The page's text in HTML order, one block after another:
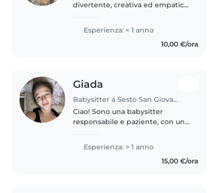
divertente, creativa ed empatica.
babysitting, mi piacciono molto i
bambini e ho imparato molte
abilità utili durante i miei..
Esperienza: < 1 anno
10,00 €/ora
Giada
Babysitter a Sesto San Giovanni
Ciao! Sono una babysitter
responsabile e paziente, con un
piccoli. Parlo italiano e spagnolo.
Mi piace disegnare, fare lavoretti
Esperienza: > 1 anno
15,00 €/ora